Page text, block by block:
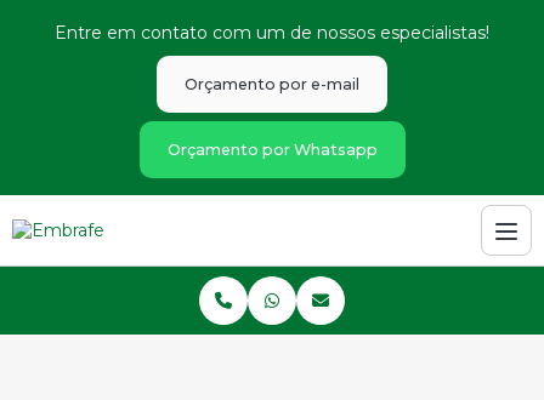
Entre em contato com um de nossos especialistas!
Orçamento por e-mail
Orçamento por Whatsapp